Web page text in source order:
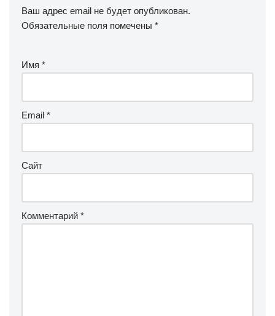
Ваш адрес email не будет опубликован.
Обязательные поля помечены *
Имя *
Email *
Сайт
Комментарий *